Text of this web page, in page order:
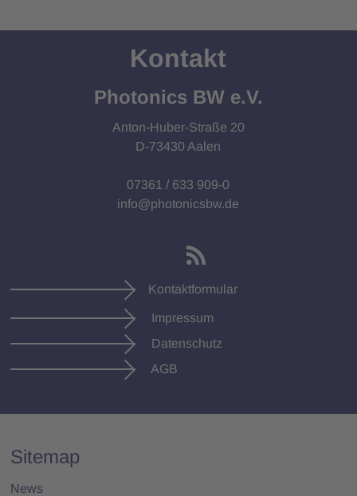
Kontakt
Photonics BW e.V.
Anton-Huber-Straße 20
D-73430 Aalen
07361 / 633 909-0
info@photonicsbw.de
Kontaktformular
Impressum
Datenschutz
AGB
Sitemap
News